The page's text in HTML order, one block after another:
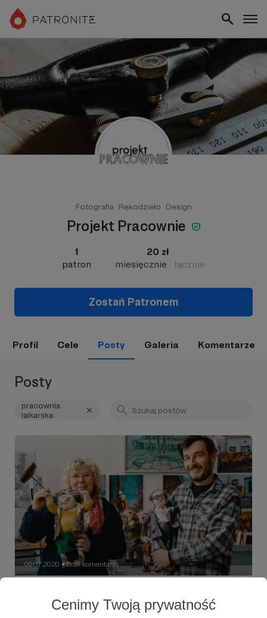
Cenimy Twoją prywatność
Fotografia Rękodzieło Design
Projekt Pracownie
1
patron
20 zł
miesięcznie
łącznie
Zostań Patronem
Profil Cele Posty Galeria Komentarze
Posty
pracownia
lalkarska
09.07.2020 ● Brak komentarzy
„Spójrz tylko na tych bohaterów! (...) Te lalki żyją i
domagają się animacji na ich temat. A skoro czujemy, że